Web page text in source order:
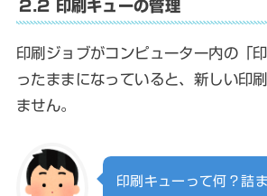
2.2 印刷キューの管理
印刷ジョブがコンピューター内の「
ったままになっていると、新しい印
ません。
印刷キューって何？詰